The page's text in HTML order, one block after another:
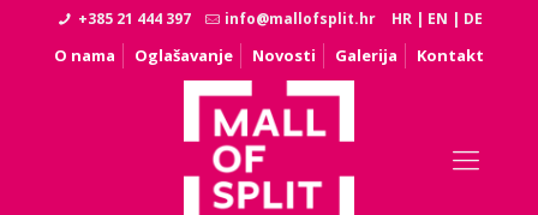
+385 21 444 397 info@mallofsplit.hr HR | EN | DE
O nama Oglašavanje Novosti Galerija Kontakt